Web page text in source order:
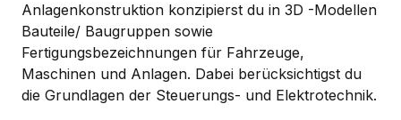
Anlagenkonstruktion konzipierst du in 3D -Modellen
Bauteile/ Baugruppen sowie
Fertigungsbezeichnungen für Fahrzeuge,
Maschinen und Anlagen. Dabei berücksichtigst du
die Grundlagen der Steuerungs- und Elektrotechnik.